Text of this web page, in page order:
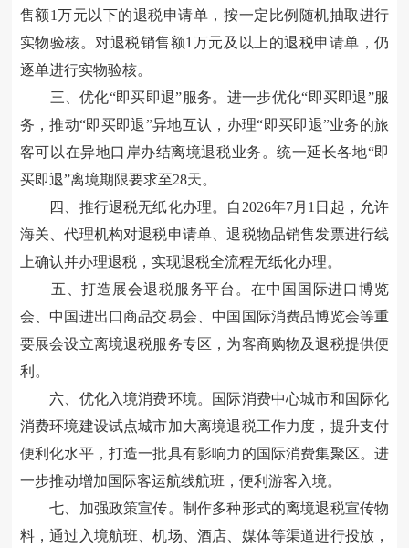
售额1万元以下的退税申请单，按一定比例随机抽取进行
实物验核。对退税销售额1万元及以上的退税申请单，仍
逐单进行实物验核。
三、优化“即买即退”服务。进一步优化“即买即退”服
务，推动“即买即退”异地互认，办理“即买即退”业务的旅
客可以在异地口岸办结离境退税业务。统一延长各地“即
买即退”离境期限要求至28天。
四、推行退税无纸化办理。自2026年7月1日起，允许
海关、代理机构对退税申请单、退税物品销售发票进行线
上确认并办理退税，实现退税全流程无纸化办理。
五、打造展会退税服务平台。在中国国际进口博览
会、中国进出口商品交易会、中国国际消费品博览会等重
要展会设立离境退税服务专区，为客商购物及退税提供便
利。
六、优化入境消费环境。国际消费中心城市和国际化
消费环境建设试点城市加大离境退税工作力度，提升支付
便利化水平，打造一批具有影响力的国际消费集聚区。进
一步推动增加国际客运航线航班，便利游客入境。
七、加强政策宣传。制作多种形式的离境退税宣传物
料，通过入境航班、机场、酒店、媒体等渠道进行投放，